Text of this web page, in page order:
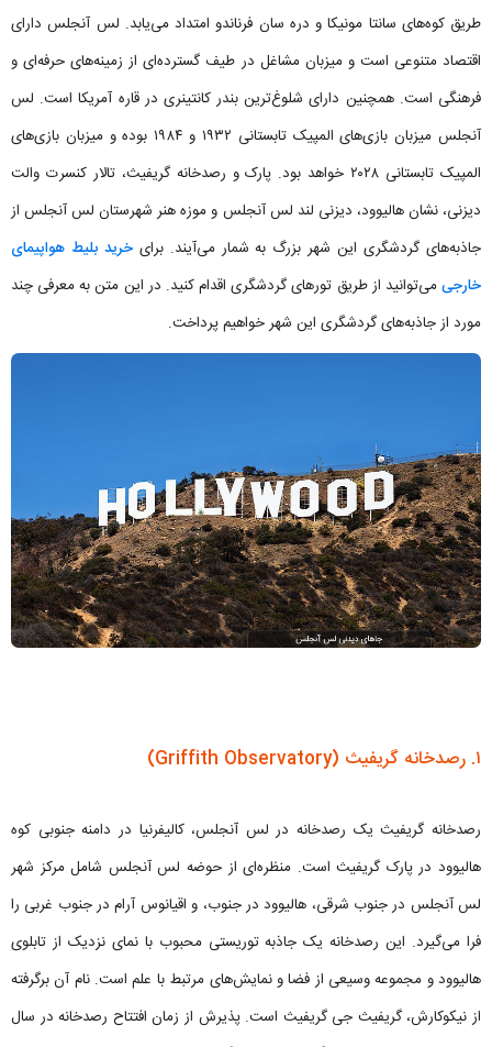
طریق کوه‌های سانتا مونیکا و دره سان فرناندو امتداد می‌یابد. لس آنجلس دارای
اقتصاد متنوعی است و میزبان مشاغل در طیف گسترده‌ای از زمینه‌های حرفه‌ای و
فرهنگی است. همچنین دارای شلوغ‌ترین بندر کانتینری در قاره آمریکا است. لس
آنجلس میزبان بازی‌های المپیک تابستانی ۱۹۳۲ و ۱۹۸۴ بوده و میزبان بازی‌های
المپیک تابستانی ۲۰۲۸ خواهد بود. پارک و رصدخانه گریفیث، تالار کنسرت والت
دیزنی، نشان هالیوود، دیزنی لند لس آنجلس و موزه هنر شهرستان لس آنجلس از
جاذبه‌های گردشگری این شهر بزرگ به شمار می‌آیند. برایخرید بلیط هواپیمای
خارجیمی‌توانید از طریق تورهای گردشگری اقدام کنید. در این متن به معرفی چند
مورد از جاذبه‌های گردشگری این شهر خواهیم پرداخت.
۱. رصدخانه گریفیث (Griffith Observatory)
رصدخانه گریفیث یک رصدخانه در لس آنجلس، کالیفرنیا در دامنه جنوبی کوه
هالیوود در پارک گریفیث است. منظره‌ای از حوضه لس آنجلس شامل مرکز شهر
لس آنجلس در جنوب شرقی، هالیوود در جنوب، و اقیانوس آرام در جنوب غربی را
فرا می‌گیرد. این رصدخانه یک جاذبه توریستی محبوب با نمای نزدیک از تابلوی
هالیوود و مجموعه وسیعی از فضا و نمایش‌های مرتبط با علم است. نام آن برگرفته
از نیکوکارش، گریفیث جی گریفیث است. پذیرش از زمان افتتاح رصدخانه در سال